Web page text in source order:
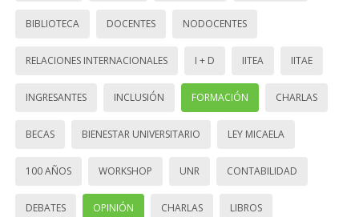
BIBLIOTECA DOCENTES NODOCENTES
RELACIONES INTERNACIONALES I + D IITEA IITAE
INGRESANTES INCLUSIÓN FORMACIÓN CHARLAS
BECAS BIENESTAR UNIVERSITARIO LEY MICAELA
100 AÑOS WORKSHOP UNR CONTABILIDAD
DEBATES OPINIÓN CHARLAS LIBROS